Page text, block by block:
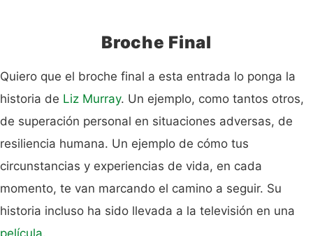
Broche Final
Quiero que el broche final a esta entrada lo ponga la
historia de Liz Murray. Un ejemplo, como tantos otros,
de superación personal en situaciones adversas, de
resiliencia humana. Un ejemplo de cómo tus
circunstancias y experiencias de vida, en cada
momento, te van marcando el camino a seguir. Su
historia incluso ha sido llevada a la televisión en una